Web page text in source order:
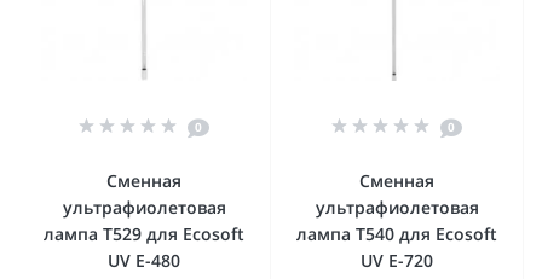
0
Сменная
ультрафиолетовая
лампа T529 для Ecosoft
UV E-480
0
Сменная
ультрафиолетовая
лампа T540 для Ecosoft
UV E-720